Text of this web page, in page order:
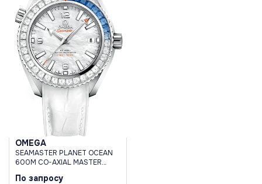
OMEGA
SEAMASTER PLANET OCEAN
600M CO-AXIAL MASTER
По запросу